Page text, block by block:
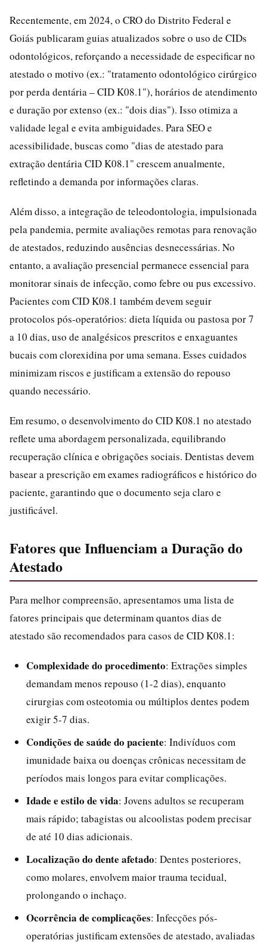
Recentemente, em 2024, o CRO do Distrito Federal e
Goiás publicaram guias atualizados sobre o uso de CIDs
odontológicos, reforçando a necessidade de especificar no
atestado o motivo (ex.: "tratamento odontológico cirúrgico
por perda dentária – CID K08.1"), horários de atendimento
e duração por extenso (ex.: "dois dias"). Isso otimiza a
validade legal e evita ambiguidades. Para SEO e
acessibilidade, buscas como "dias de atestado para
extração dentária CID K08.1" crescem anualmente,
refletindo a demanda por informações claras.
Além disso, a integração de teleodontologia, impulsionada
pela pandemia, permite avaliações remotas para renovação
de atestados, reduzindo ausências desnecessárias. No
entanto, a avaliação presencial permanece essencial para
monitorar sinais de infecção, como febre ou pus excessivo.
Pacientes com CID K08.1 também devem seguir
protocolos pós-operatórios: dieta líquida ou pastosa por 7
a 10 dias, uso de analgésicos prescritos e enxaguantes
bucais com clorexidina por uma semana. Esses cuidados
minimizam riscos e justificam a extensão do repouso
quando necessário.
Em resumo, o desenvolvimento do CID K08.1 no atestado
reflete uma abordagem personalizada, equilibrando
recuperação clínica e obrigações sociais. Dentistas devem
basear a prescrição em exames radiográficos e histórico do
paciente, garantindo que o documento seja claro e
justificável.
Fatores que Influenciam a Duração do
Atestado
Para melhor compreensão, apresentamos uma lista de
fatores principais que determinam quantos dias de
atestado são recomendados para casos de CID K08.1:
Complexidade do procedimento: Extrações simples
demandam menos repouso (1-2 dias), enquanto
cirurgias com osteotomia ou múltiplos dentes podem
exigir 5-7 dias.
Condições de saúde do paciente: Indivíduos com
imunidade baixa ou doenças crônicas necessitam de
períodos mais longos para evitar complicações.
Idade e estilo de vida: Jovens adultos se recuperam
mais rápido; tabagistas ou alcoolistas podem precisar
de até 10 dias adicionais.
Localização do dente afetado: Dentes posteriores,
como molares, envolvem maior trauma tecidual,
prolongando o inchaço.
Ocorrência de complicações: Infecções pós-
operatórias justificam extensões de atestado, avaliadas